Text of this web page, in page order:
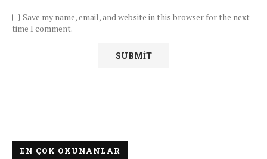
Save my name, email, and website in this browser for the next
time I comment.
EN ÇOK OKUNANLAR